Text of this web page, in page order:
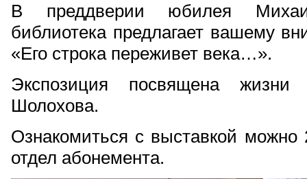
В преддверии юбилея
библиотека предлагает вашему
«Его строка переживет века…».
Экспозиция посвящена
Шолохова.
Ознакомиться с выставкой можно
отдел абонемента.